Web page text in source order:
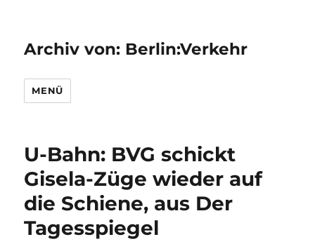
Archiv von: Berlin:Verkehr
MENÜ
U-Bahn: BVG schickt
Gisela-Züge wieder auf
die Schiene, aus Der
Tagesspiegel